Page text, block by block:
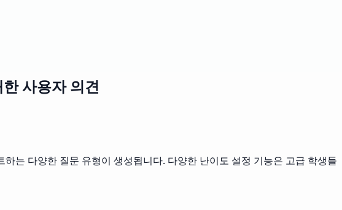
사용자 의견
는 다양한 질문 유형이 생성됩니다. 다양한 난이도 설정 기능은 고급 학생들